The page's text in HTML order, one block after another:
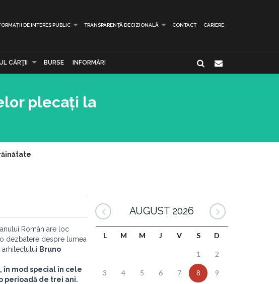
DE INTERES PUBLIC TRANSPARENȚĂ DECIZIONALĂ CONTACT CARIERE
CĂRŢII BURSE INFORMĂRI
plecați la
Român are loc
o dezbatere despre lumea
arhitectului Bruno
mod special în cele
perioadă de trei ani.
AUGUST 2026
L M M J V S D
1 2
3 4 5 6 7 8 9